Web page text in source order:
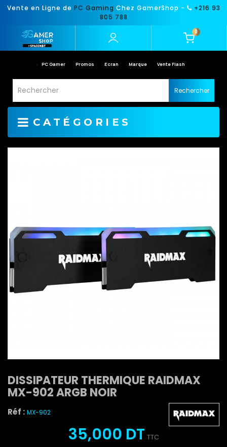
Vente en Ligne de PC Gaming Chez GamerShop -
+216 93
805 788
0
PC Gamer Promos Ecran Marque Vente Flash
Rechercher
CATÉGORIES
DISSIPATEUR THERMIQUE RAIDMAX
MX-902 ARGB NOIR
Réf : MX-902
35,000 DT TTC